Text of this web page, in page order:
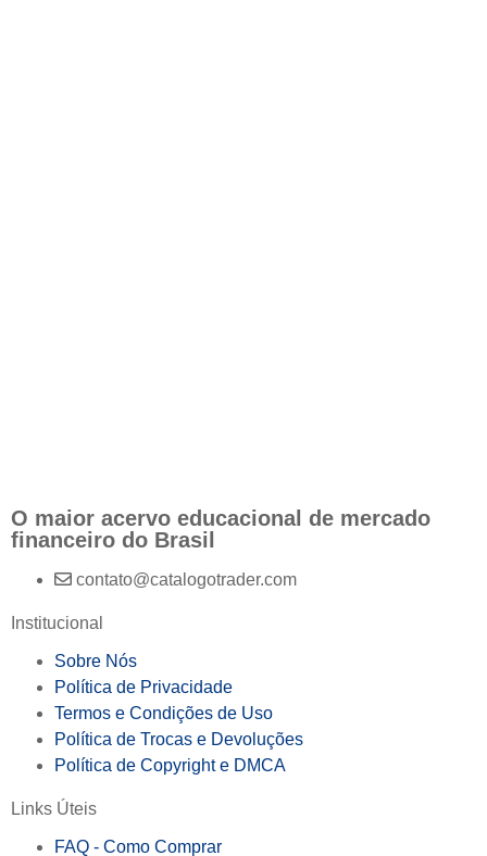
O maior acervo educacional de mercado
financeiro do Brasil
contato@catalogotrader.com
Institucional
Sobre Nós
Política de Privacidade
Termos e Condições de Uso
Política de Trocas e Devoluções
Política de Copyright e DMCA
Links Úteis
FAQ - Como Comprar